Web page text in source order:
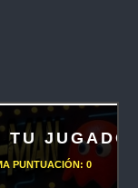
TU
PUNTUACIÓN: 0